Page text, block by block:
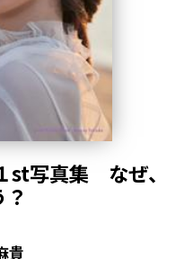
写真集 なぜ、
貴